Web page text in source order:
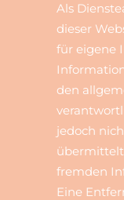
Als
dieser
für eigene
den
jedoch
fremden
Eine